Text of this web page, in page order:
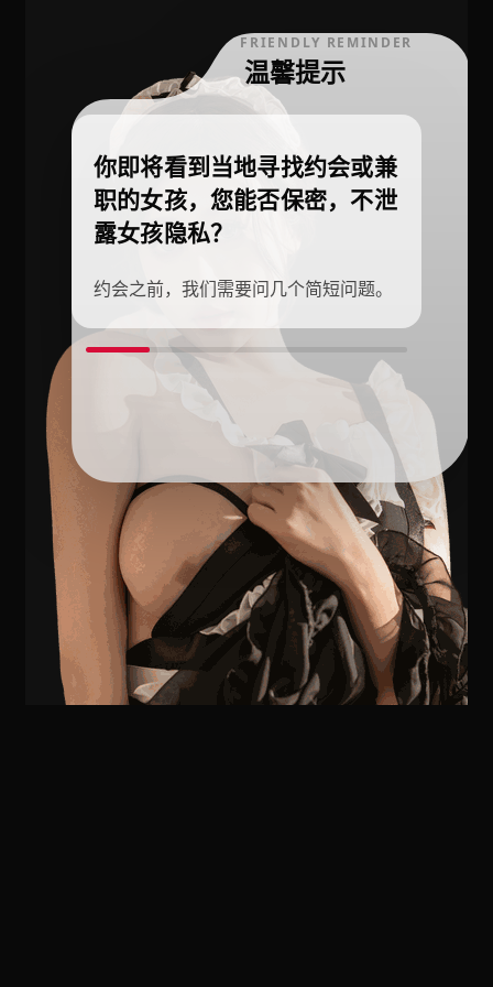
FRIENDLY REMINDER
温馨提示
你即将看到当地寻找约会或兼
职的女孩，您能否保密，不泄
露女孩隐私？
约会之前，我们需要问几个简短问题。